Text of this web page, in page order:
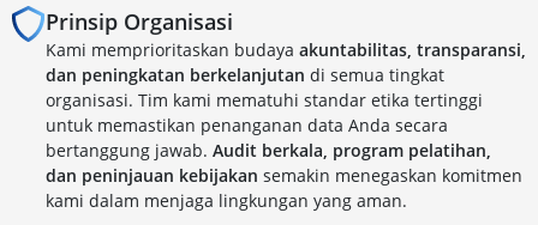
Prinsip Organisasi
Kami memprioritaskan budaya akuntabilitas, transparansi,
dan peningkatan berkelanjutan di semua tingkat
organisasi. Tim kami mematuhi standar etika tertinggi
untuk memastikan penanganan data Anda secara
bertanggung jawab. Audit berkala, program pelatihan,
dan peninjauan kebijakan semakin menegaskan komitmen
kami dalam menjaga lingkungan yang aman.